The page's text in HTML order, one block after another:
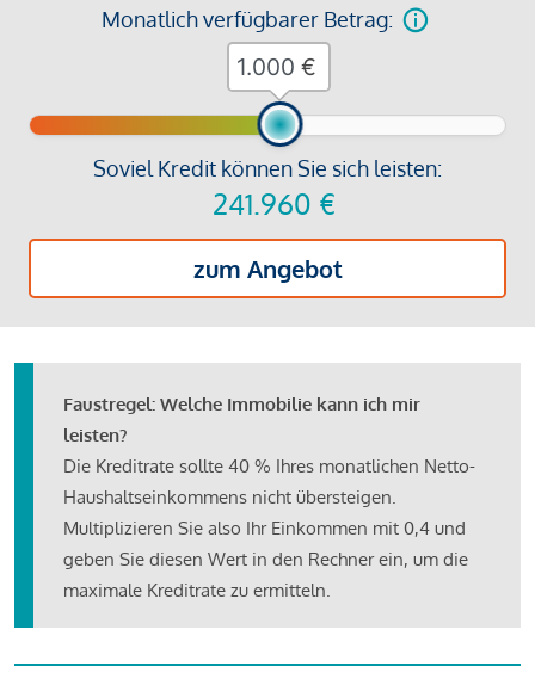
Monatlich verfügbarer Betrag:
Soviel Kredit können Sie sich leisten:
241.960 €
zum Angebot
€
Faustregel: Welche Immobilie kann ich mir
leisten?
Die Kreditrate sollte 40 % Ihres monatlichen Netto-
Haushaltseinkommens nicht übersteigen.
Multiplizieren Sie also Ihr Einkommen mit 0,4 und
geben Sie diesen Wert in den Rechner ein, um die
maximale Kreditrate zu ermitteln.